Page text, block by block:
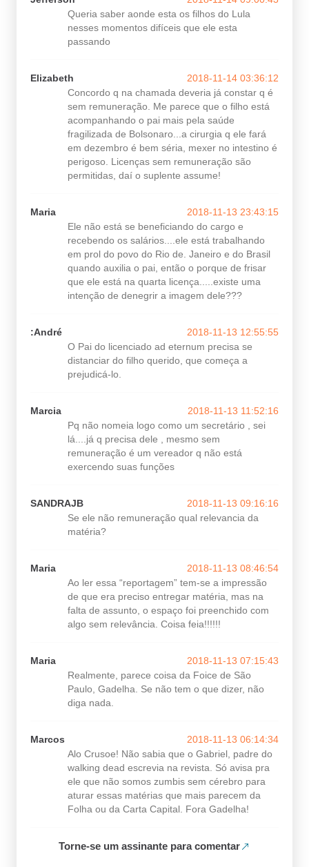
Queria saber aonde esta os filhos do Lula
nesses momentos difíceis que ele esta
passando
Elizabeth
2018-11-14 03:36:12
Concordo q na chamada deveria já constar q é
sem remuneração. Me parece que o filho está
acompanhando o pai mais pela saúde
fragilizada de Bolsonaro...a cirurgia q ele fará
em dezembro é bem séria, mexer no intestino é
perigoso. Licenças sem remuneração são
permitidas, daí o suplente assume!
Maria
2018-11-13 23:43:15
Ele não está se beneficiando do cargo e
recebendo os salários....ele está trabalhando
em prol do povo do Rio de. Janeiro e do Brasil
quando auxilia o pai, então o porque de frisar
que ele está na quarta licença.....existe uma
intenção de denegrir a imagem dele???
:André
2018-11-13 12:55:55
O Pai do licenciado ad eternum precisa se
distanciar do filho querido, que começa a
prejudicá-lo.
Marcia
2018-11-13 11:52:16
Pq não nomeia logo como um secretário , sei
lá....já q precisa dele , mesmo sem
remuneração é um vereador q não está
exercendo suas funções
SANDRAJB
2018-11-13 09:16:16
Se ele não remuneração qual relevancia da
matéria?
Maria
2018-11-13 08:46:54
Ao ler essa “reportagem” tem-se a impressão
de que era preciso entregar matéria, mas na
falta de assunto, o espaço foi preenchido com
algo sem relevância. Coisa feia!!!!!!
Maria
2018-11-13 07:15:43
Realmente, parece coisa da Foice de São
Paulo, Gadelha. Se não tem o que dizer, não
diga nada.
Marcos
2018-11-13 06:14:34
Alo Crusoe! Não sabia que o Gabriel, padre do
walking dead escrevia na revista. Só avisa pra
ele que não somos zumbis sem cérebro para
aturar essas matérias que mais parecem da
Folha ou da Carta Capital. Fora Gadelha!
Torne-se um assinante para comentar